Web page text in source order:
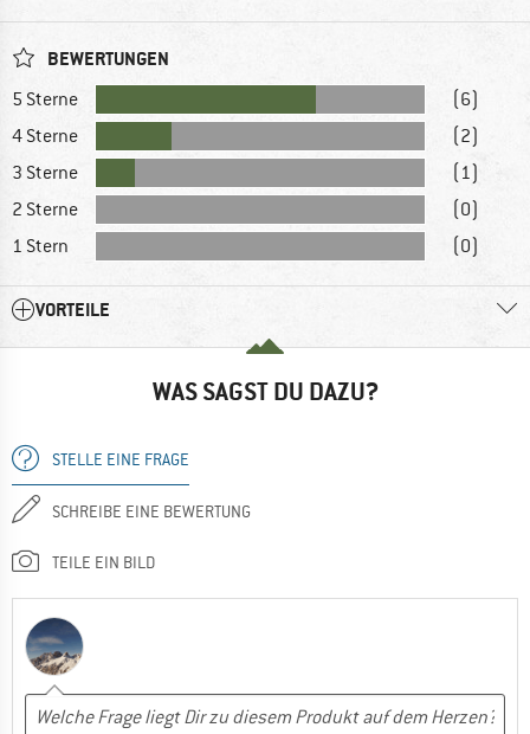
BEWERTUNGEN
5 Sterne
(6)
4 Sterne
(2)
3 Sterne
(1)
2 Sterne
(0)
1 Stern
(0)
VORTEILE
WAS SAGST DU DAZU?
STELLE EINE FRAGE
SCHREIBE EINE BEWERTUNG
TEILE EIN BILD